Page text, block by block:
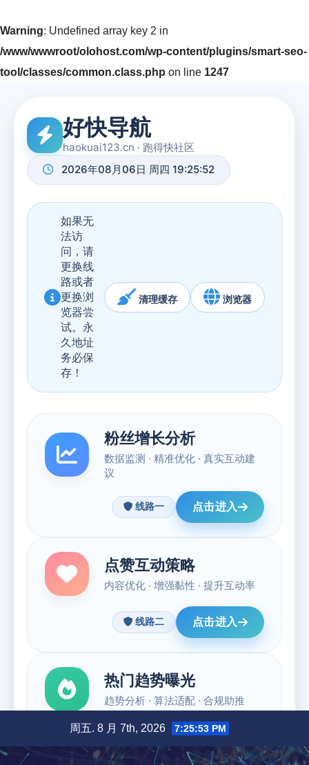
Warning: Undefined array key 2 in
/www/wwwroot/olohost.com/wp-content/plugins/smart-seo-
tool/classes/common.class.php on line 1247
周五. 8 月 7th, 2026 7:25:53 PM